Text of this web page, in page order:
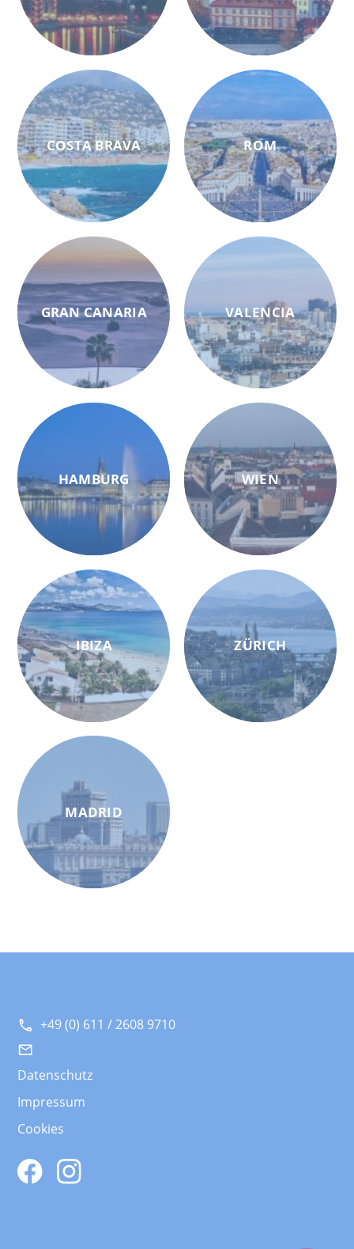
COSTA BRAVA
GRAN CANARIA
HAMBURG
IBIZA
MADRID
ROM
VALENCIA
WIEN
ZÜRICH
+49 (0) 611 / 2608 9710
Datenschutz
Impressum
Cookies